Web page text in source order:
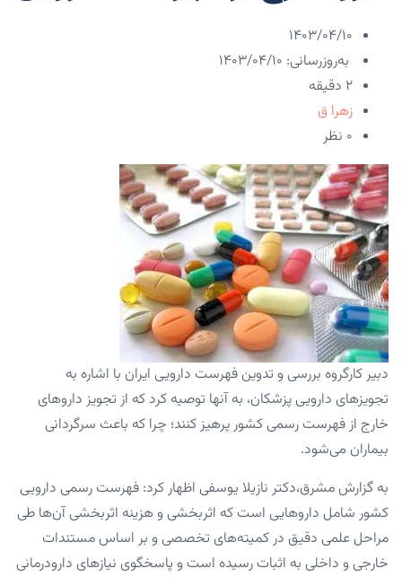
۱۴۰۳/۰۴/۱۰
به‌روزرسانی: ۱۴۰۳/۰۴/۱۰
2 دقیقه
زهرا ق
۰ نظر
دبیر کارگروه بررسی و تدوین فهرست دارویی ایران با اشاره به
تجویزهای دارویی پزشکان، به آنها توصیه کرد که از تجویز داروهای
خارج از فهرست رسمی کشور پرهیز کنند؛ چرا که باعث سرگردانی
بیماران می‌شود.
به گزارش مشرق،دکتر نازیلا یوسفی اظهار کرد: فهرست رسمی دارویی
کشور شامل داروهایی است که اثربخشی و هزینه اثربخشی آن‌ها طی
مراحل علمی دقیق در کمیته‌های تخصصی و بر اساس مستندات
خارجی و داخلی به اثبات رسیده است و پاسخگوی نیازهای دارودرمانی